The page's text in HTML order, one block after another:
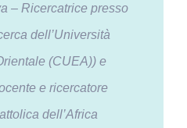
– Ricercatrice presso
dell’Università
(CUEA)) e
e ricercatore
dell’Africa